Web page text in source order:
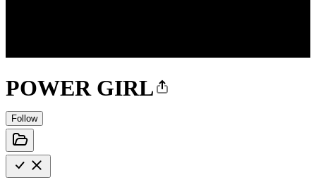
POWER GIRL
Follow